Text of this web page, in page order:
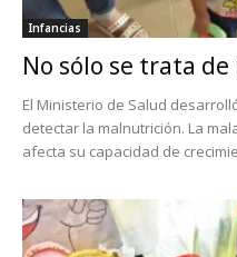
Infancias
No sólo se trata
El Ministerio de Salud
detectar la malnutrición. La
afecta su capacidad de